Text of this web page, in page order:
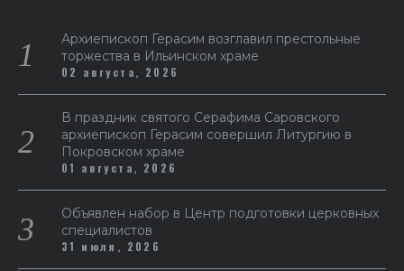
Архиепископ Герасим возглавил престольные
торжества в Ильинском храме
02 августа, 2026
В праздник святого Серафима Саровского
архиепископ Герасим совершил Литургию в
Покровском храме
01 августа, 2026
Объявлен набор в Центр подготовки церковных
специалистов
31 июля, 2026